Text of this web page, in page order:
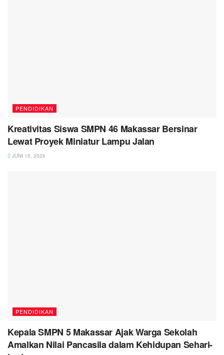
PENDIDIKAN
Kreativitas Siswa SMPN 46 Makassar Bersinar
Lewat Proyek Miniatur Lampu Jalan
JUNI 15, 2026
PENDIDIKAN
Kepala SMPN 5 Makassar Ajak Warga Sekolah
Amalkan Nilai Pancasila dalam Kehidupan Sehari-